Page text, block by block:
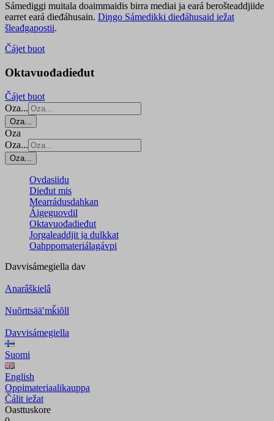
Sámediggi muitala doaimmaidis birra mediai ja eará berošteaddjiide
earret eará dieđáhusain. Diŋgo Sámedikki dieđáhusaid iežat
šleađgapostii.
Čájet buot
Oktavuođadieđut
Čájet buot
Oza...
Oza...
Oza
Oza...
Oza...
Ovdasiidu
Dieđut mis
Mearrádusdahkan
Áigeguovdil
Oktavuođadieđut
Jorgaleaddjit ja dulkkat
Oahppomateriálagávpi
Davvisámegiella dav
Anarâškielâ
Nuõrttsääʹmǩiõll
Davvisámegiella
Suomi
English
Oppimateriaalikauppa
Čálit iežat
Oasttuskore